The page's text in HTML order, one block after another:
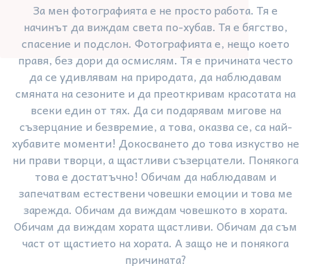
За мен фотографията е не просто работа. Тя е
начинът да виждам света по-хубав. Тя е бягство,
спасение и подслон. Фотографията е, нещо което
правя, без дори да осмислям. Тя е причината често
да се удивлявам на природата, да наблюдавам
смяната на сезоните и да преоткривам красотата на
всеки един от тях. Да си подарявам мигове на
съзерцание и безвремие, а това, оказва се, са най-
хубавите моменти! Докосването до това изкуство не
ни прави творци, а щастливи съзерцатели. Понякога
това е достатъчно! Обичам да наблюдавам и
запечатвам естествени човешки емоции и това ме
зарежда. Обичам да виждам човешкото в хората.
Обичам да виждам хората щастливи. Обичам да съм
част от щастието на хората. А защо не и понякога
причината?